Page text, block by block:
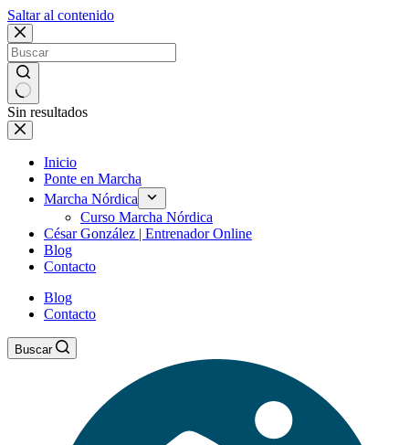
Saltar al contenido
Sin resultados
Inicio
Ponte en Marcha
Marcha Nórdica
Curso Marcha Nórdica
César González | Entrenador Online
Blog
Contacto
Blog
Contacto
Buscar